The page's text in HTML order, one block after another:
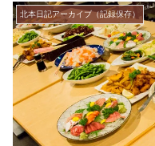
北本日記アーカイブ（記録保存）